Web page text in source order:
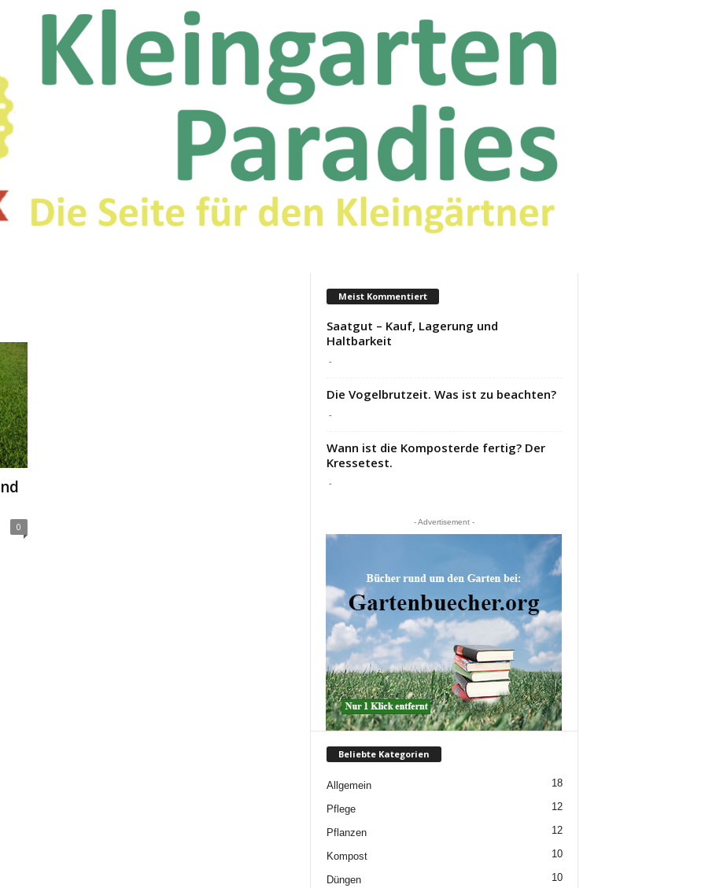
0
Meist Kommentiert
Saatgut – Kauf, Lagerung und
Haltbarkeit
-
Die Vogelbrutzeit. Was ist zu beachten?
-
Wann ist die Komposterde fertig? Der
Kressetest.
-
- Advertisement -
Beliebte Kategorien
Allgemein 18
Pflege 12
Pflanzen 12
Kompost 10
Düngen 10